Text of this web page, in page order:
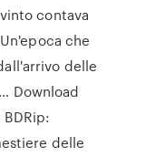
contava
che
delle
Download
delle